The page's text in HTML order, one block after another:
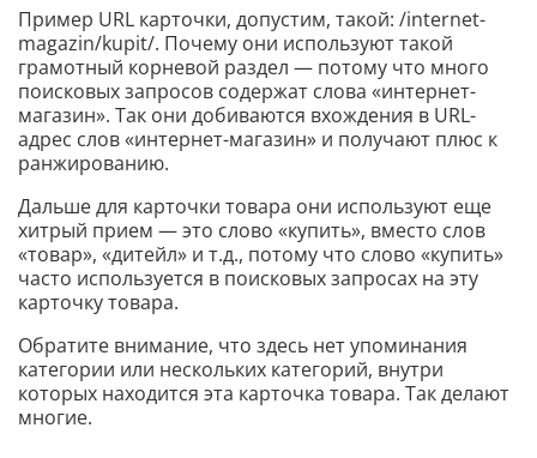
Пример URL карточки, допустим, такой: /internet-
magazin/kupit/. Почему они используют такой
грамотный корневой раздел — потому что много
поисковых запросов содержат слова «интернет-
магазин». Так они добиваются вхождения в URL-
адрес слов «интернет-магазин» и получают плюс к
ранжированию.
Дальше для карточки товара они используют еще
хитрый прием — это слово «купить», вместо слов
«товар», «дитейл» и т.д., потому что слово «купить»
часто используется в поисковых запросах на эту
карточку товара.
Обратите внимание, что здесь нет упоминания
категории или нескольких категорий, внутри
которых находится эта карточка товара. Так делают
многие.